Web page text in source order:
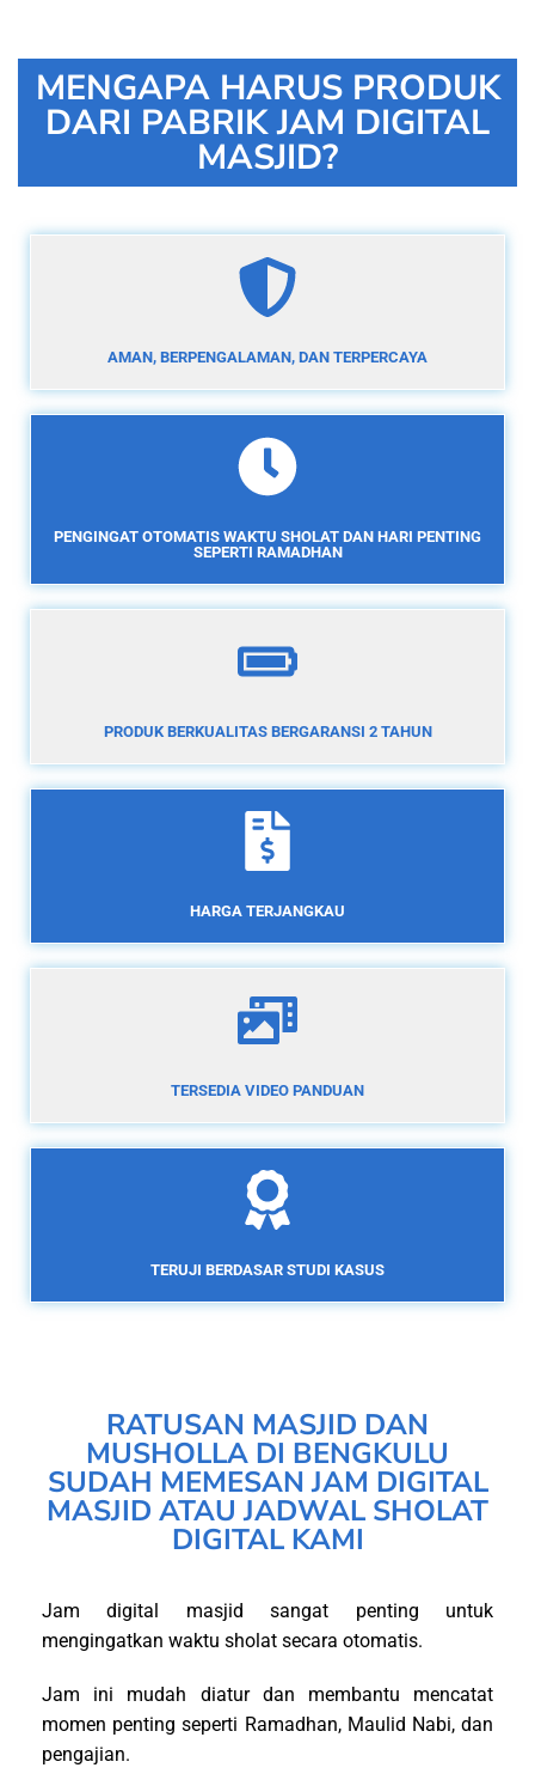
MENGAPA HARUS PRODUK
DARI PABRIK JAM DIGITAL
MASJID?
AMAN, BERPENGALAMAN, DAN TERPERCAYA
PENGINGAT OTOMATIS WAKTU SHOLAT DAN HARI PENTING
SEPERTI RAMADHAN
PRODUK BERKUALITAS BERGARANSI 2 TAHUN
HARGA TERJANGKAU
TERSEDIA VIDEO PANDUAN
TERUJI BERDASAR STUDI KASUS
RATUSAN MASJID DAN
MUSHOLLA DI BENGKULU
SUDAH MEMESAN JAM DIGITAL
MASJID ATAU JADWAL SHOLAT
DIGITAL KAMI
Jam digital masjid sangat penting untuk
mengingatkan waktu sholat secara otomatis.
Jam ini mudah diatur dan membantu mencatat
momen penting seperti Ramadhan, Maulid Nabi, dan
pengajian.